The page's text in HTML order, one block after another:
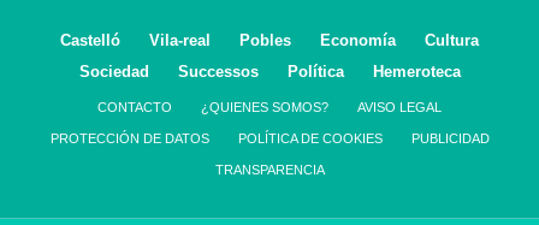
Castelló Vila-real Pobles Economía
Cultura
Sociedad
Successos Política Hemeroteca
CONTACTO ¿QUIENES SOMOS? AVISO LEGAL
PROTECCIÓN DE DATOS POLÍTICA DE COOKIES PUBLICIDAD
TRANSPARENCIA